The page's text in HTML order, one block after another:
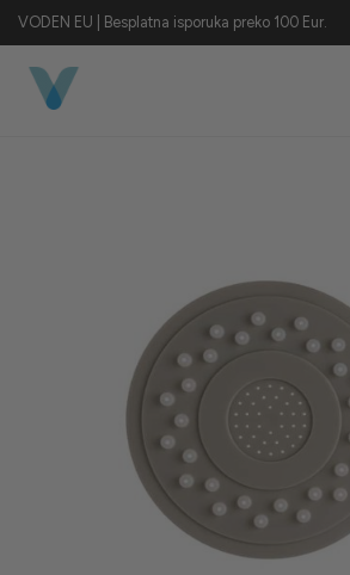
VODEN EU | Besplatna isporuka preko 100 Eur.